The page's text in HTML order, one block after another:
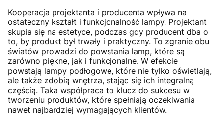
Kooperacja projektanta i producenta wpływa na
ostateczny kształt i funkcjonalność lampy. Projektant
skupia się na estetyce, podczas gdy producent dba o
to, by produkt był trwały i praktyczny. To zgranie obu
światów prowadzi do powstania lamp, które są
zarówno piękne, jak i funkcjonalne. W efekcie
powstają lampy podłogowe, które nie tylko oświetlają,
ale także zdobią wnętrza, stając się ich integralną
częścią. Taka współpraca to klucz do sukcesu w
tworzeniu produktów, które spełniają oczekiwania
nawet najbardziej wymagających klientów.